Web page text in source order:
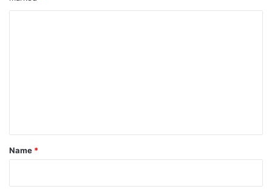
*
Name *